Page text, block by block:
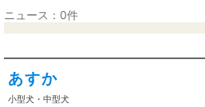
ニュース：0件
あすか
小型犬・中型犬